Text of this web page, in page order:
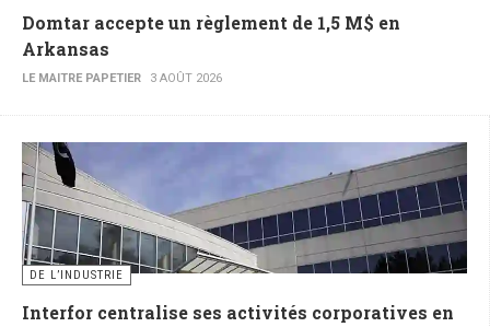
Domtar accepte un règlement de 1,5 M$ en
Arkansas
LE MAITRE PAPETIER 3 AOÛT 2026
DE L’INDUSTRIE
Interfor centralise ses activités corporatives en